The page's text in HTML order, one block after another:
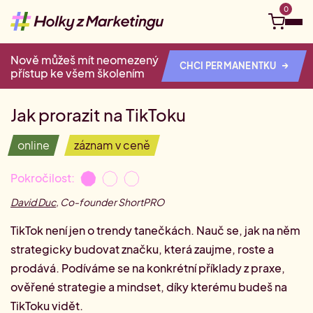
Objevuj
Kariérní kompas
Tvá vzdělávací cesta na míru
Kariérní cesta: Social media
Vydej se na cestu social media
Kariérní cesta: Digitální marketing
Vydej se na cestu digitálu
Volné pozice v marketingu
Kurzy a eventy
Nejbližší live webináře
Připoj se online odkudkoliv.
Videokurzy
Tvé téma, tvé tempo.
Půlroční permanentka na školení
Jedno rozhodnutí, půl roku vzdělávání.
Ucelené Akademie
Vstupenka do marketingu
Akademie pro marketingové manažer(k)y
Akademie pro pokročilé
Pro firmy
Firemní vzdělávání
Hledám do týmu
Staň se klientem Akademie
#HzMhrdost
O nás
#HzM Merch
0
VŠECHNA ŠKOLENÍ
Jak prorazit na TikToku
online záznam v ceně
Pokročilost:
David Duc, Co-founder ShortPRO
TikTok není jen o trendy tanečkách. Nauč se, jak na něm
strategicky budovat značku, která zaujme, roste a
prodává. Podíváme se na konkrétní příklady z praxe,
ověřené strategie a mindset, díky kterému budeš na
TikToku vidět.
Nově můžeš mít neomezený
přístup ke všem školením
CHCI PERMANENTKU →